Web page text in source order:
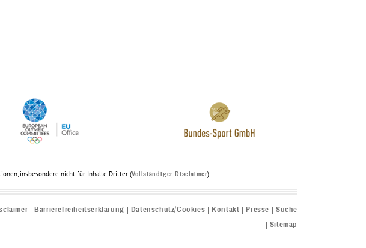
insbesondere nicht für Inhalte Dritter. (Vollständiger Disclaimer)
Barrierefreiheitserklärung Datenschutz/Cookies Kontakt Presse
Suche
Sitemap